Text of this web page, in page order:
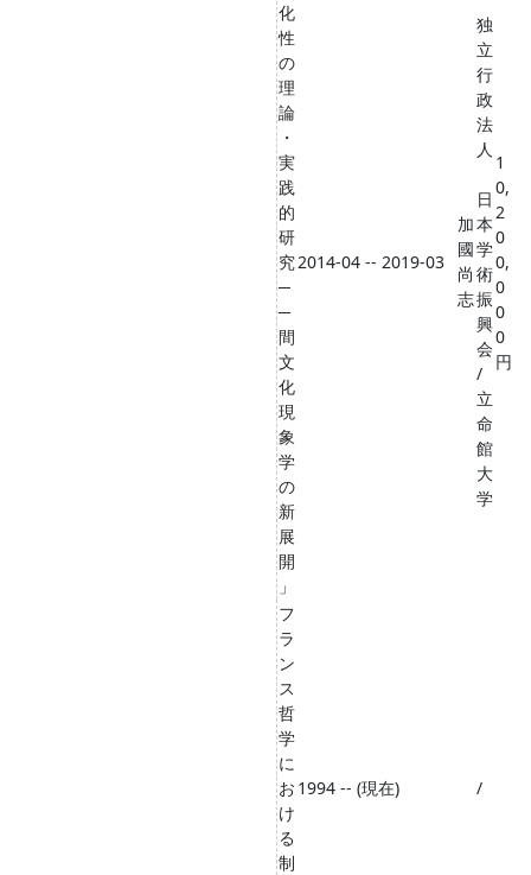
化
性
の
理
論
・
実
践
的
研
究
─
─
間
文
化
現
象
学
の
新
展
開
」
2014-04 -- 2019-03
加
國
尚
志
独
立
行
政
法
人
日
本
学
術
振
興
会
/
立
命
館
大
学
1
0,
2
0
0,
0
0
0
円
フ
ラ
ン
ス
哲
学
に
お
け
る
制
1994 -- (現在) /